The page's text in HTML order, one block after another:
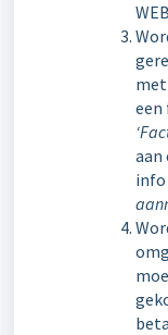
een
aan
info